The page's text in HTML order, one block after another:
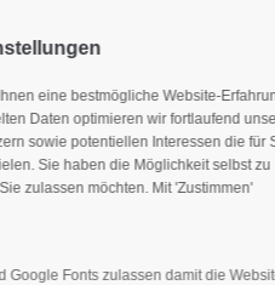
eine bestmögliche Website-
Daten optimieren wir fortlaufend
sowie potentiellen Interessen die für
Sie haben die Möglichkeit selbst zu
zulassen möchten. Mit 'Zustimmen'
Google Fonts zulassen damit die